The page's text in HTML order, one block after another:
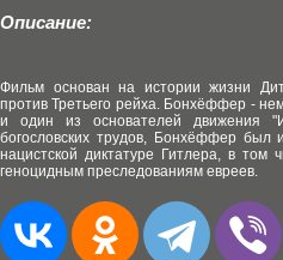
Описание:
Фильм основан на истории жизни
против Третьего рейха. Бонхёффер -
и один из основателей движения
богословских трудов, Бонхёффер был
нацистской диктатуре Гитлера, в том
геноцидным преследованиям евреев.